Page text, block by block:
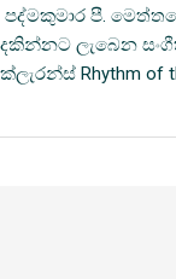
පද්මකුමාර පී.
දකින්නට ලැබෙන
ක්ලැරන්ස් Rhythm of